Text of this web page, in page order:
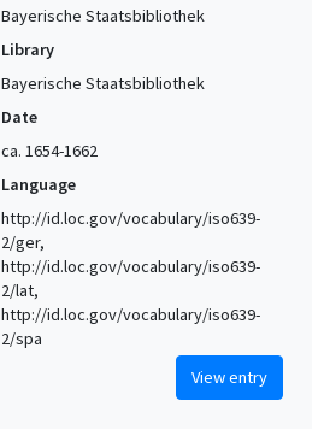
Bayerische Staatsbibliothek
Library
Bayerische Staatsbibliothek
Date
ca. 1654-1662
Language
http://id.loc.gov/vocabulary/iso639-
2/ger,
http://id.loc.gov/vocabulary/iso639-
2/lat,
http://id.loc.gov/vocabulary/iso639-
2/spa
View entry